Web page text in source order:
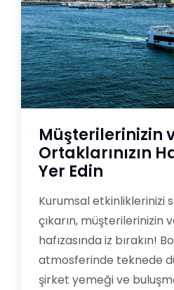
Müşterilerinizin
Ortaklarınızın
Yer Edin
Kurumsal etkinliklerinizi
çıkarın, müşterilerinizin
hafızasında iz bırakın!
atmosferinde teknede
şirket yemeği ve